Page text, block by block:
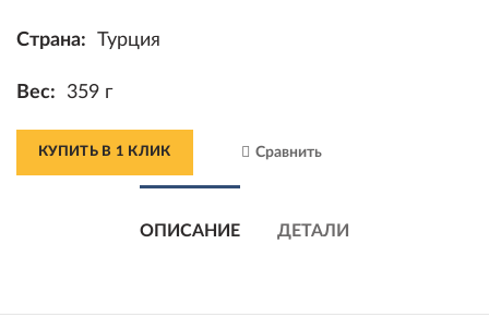
Страна: Турция
Вес: 359 г
КУПИТЬ В 1 КЛИК Сравнить
ОПИСАНИЕ ДЕТАЛИ